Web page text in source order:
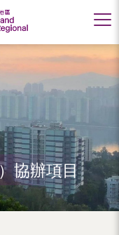
協辦項目